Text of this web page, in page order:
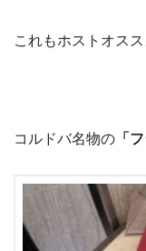
これもホストオス
コルドバ名物の 「